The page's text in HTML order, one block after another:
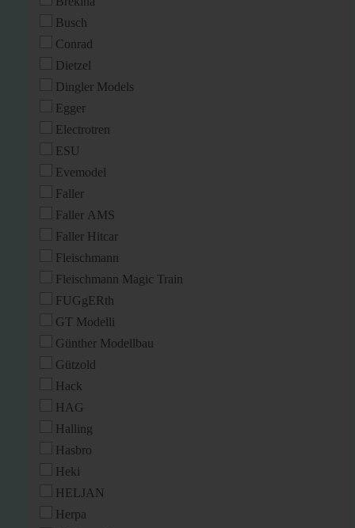
Busch
Conrad
Dietzel
Dingler Models
Egger
Electrotren
ESU
Evemodel
Faller
Faller AMS
Faller Hitcar
Fleischmann
Fleischmann Magic Train
FUGgERth
GT Modelli
Günther Modellbau
Gützold
Hack
HAG
Halling
Hasbro
Heki
HELJAN
Herpa